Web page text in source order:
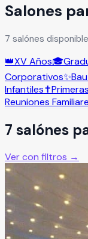
Salones
7 salónes
👑XV Años🎓
Corporativos✨
Infantiles✝️
Reuniones
7 salónes
Ver con filtros →